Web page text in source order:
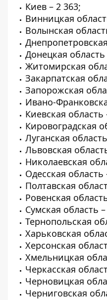
Киев – 2 363;
Винницкая
Волынская
Донецкая область
Житомирская
Закарпатская
Запорожская
Ивано-
Киевская область
Кировоградская
Луганская
Львовская
Николаевская
Одесская область
Полтавская
Ровенская
Сумская область
Тернопольская
Харьковская
Херсонская
Хмельницкая
Черкасская
Черновицкая
Черниговская